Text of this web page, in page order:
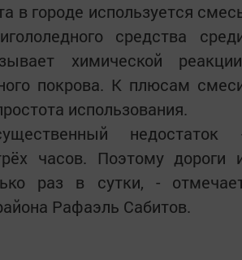
в городе используется
средства
химической
покрова. К плюсам
использования.
недостаток
часов. Поэтому дороги
раз в сутки, -
Рафаэль Сабитов.